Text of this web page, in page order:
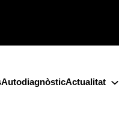
AutodiagnòsticActualitat